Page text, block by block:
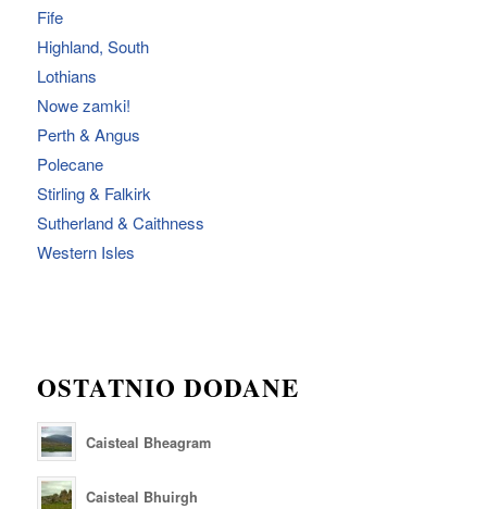
Fife
Highland, South
Lothians
Nowe zamki!
Perth & Angus
Polecane
Stirling & Falkirk
Sutherland & Caithness
Western Isles
OSTATNIO DODANE
Caisteal Bheagram
Caisteal Bhuirgh